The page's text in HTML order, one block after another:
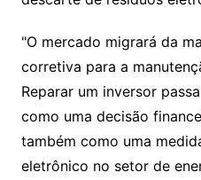
"O mercado migrará da
corretiva para a
Reparar um inversor
como uma decisão
também como uma
eletrônico no setor de